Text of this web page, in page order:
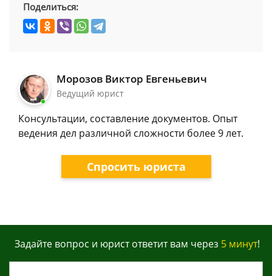
Поделиться:
Морозов Виктор Евгеньевич
Ведущий юрист
Консультации, составление документов. Опыт
ведения дел различной сложности более 9 лет.
Спросить юриста
Задайте вопрос и юрист ответит вам через 5 минут!